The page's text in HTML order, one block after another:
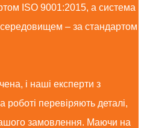
ISO 9001:2015, а система
– за стандартом
і наші експерти з
роботі перевіряють деталі,
замовлення. Маючи на